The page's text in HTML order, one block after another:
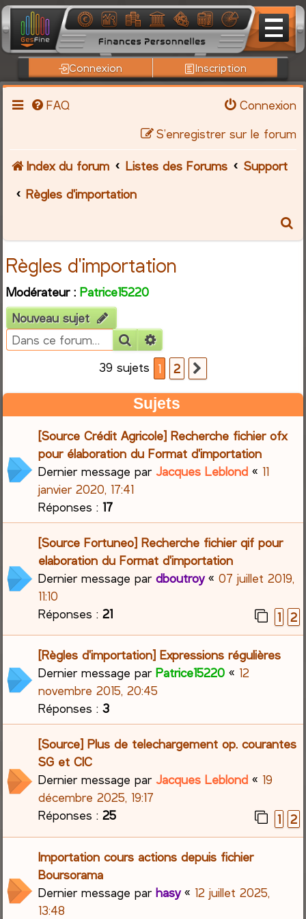
Connexion Inscription
FAQ
Connexion
S’enregistrer sur le forum
Index du forum Listes des Forums
Support
Règles d'importation
c
h
Règles d'importation
Modérateur : Patrice15220
Nouveau sujet
Rechercher
39 sujets
1 2
Sujets
[Source Crédit Agricole] Recherche fichier ofx
pour élaboration du Format d'importation
Dernier message parJacques Leblond « 11
janvier 2020, 17:41
Réponses :17
[Source Fortuneo] Recherche fichier qif pour
elaboration du Format d'importation
Dernier message pardboutroy«07 juillet 2019,
11:10
Réponses :21 1 2
[Règles d'importation] Expressions régulières
Dernier message parPatrice15220 « 12
novembre 2015, 20:45
Réponses :3
[Source] Plus de telechargement op. courantes
SG et CIC
Dernier message parJacques Leblond « 19
décembre 2025, 19:17
Réponses :25 1 2
Importation cours actions depuis fichier
Boursorama
Dernier message parhasy« 12 juillet 2025,
13:48